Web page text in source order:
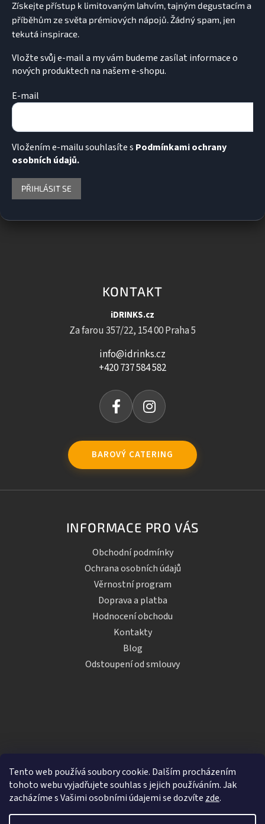
Tento web používá soubory cookie. Dalším procházením
tohoto webu vyjadřujete souhlas s jejich používáním. Jak
zacházíme s Vašimi osobními údajemi se dozvíte zde.
ý
p
u
Vložte svůj e-mail a my vám budeme zasílat informace o
nových produktech na našem e-shopu.
E-mail
Vložením e-mailu souhlasíte s Podmínkami ochrany
osobních údajů.
PŘIHLÁSIT SE
KONTAKT
iDRINKS.cz
Za farou 357/22, 154 00 Praha 5
info@idrinks.cz
+420 737 584 582
BAROVÝ CATERING
INFORMACE PRO VÁS
Obchodní podmínky
Ochrana osobních údajů
Věrnostní program
Doprava a platba
Hodnocení obchodu
Kontakty
Blog
Odstoupení od smlouvy
Vytvořil Shoptet